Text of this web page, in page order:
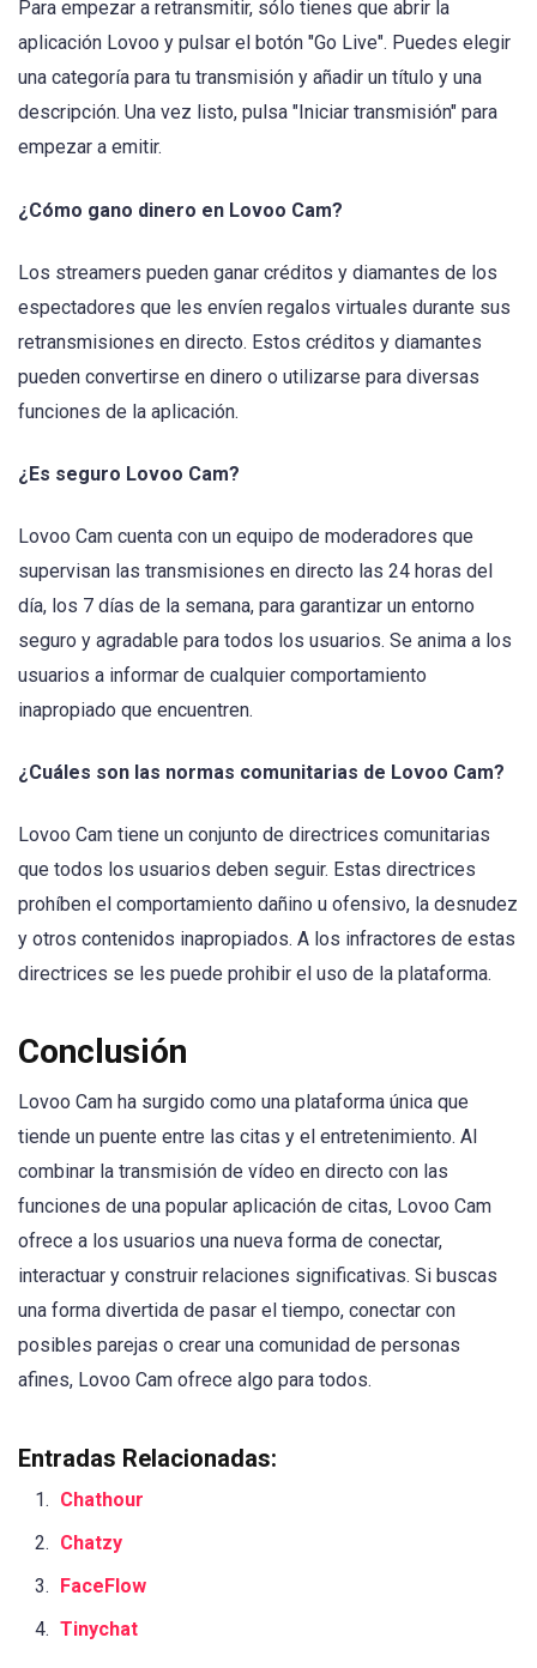
Para empezar a retransmitir, sólo tienes que abrir la
aplicación Lovoo y pulsar el botón "Go Live". Puedes elegir
una categoría para tu transmisión y añadir un título y una
descripción. Una vez listo, pulsa "Iniciar transmisión" para
empezar a emitir.
¿Cómo gano dinero en Lovoo Cam?
Los streamers pueden ganar créditos y diamantes de los
espectadores que les envíen regalos virtuales durante sus
retransmisiones en directo. Estos créditos y diamantes
pueden convertirse en dinero o utilizarse para diversas
funciones de la aplicación.
¿Es seguro Lovoo Cam?
Lovoo Cam cuenta con un equipo de moderadores que
supervisan las transmisiones en directo las 24 horas del
día, los 7 días de la semana, para garantizar un entorno
seguro y agradable para todos los usuarios. Se anima a los
usuarios a informar de cualquier comportamiento
inapropiado que encuentren.
¿Cuáles son las normas comunitarias de Lovoo Cam?
Lovoo Cam tiene un conjunto de directrices comunitarias
que todos los usuarios deben seguir. Estas directrices
prohíben el comportamiento dañino u ofensivo, la desnudez
y otros contenidos inapropiados. A los infractores de estas
directrices se les puede prohibir el uso de la plataforma.
Conclusión
Lovoo Cam ha surgido como una plataforma única que
tiende un puente entre las citas y el entretenimiento. Al
combinar la transmisión de vídeo en directo con las
funciones de una popular aplicación de citas, Lovoo Cam
ofrece a los usuarios una nueva forma de conectar,
interactuar y construir relaciones significativas. Si buscas
una forma divertida de pasar el tiempo, conectar con
posibles parejas o crear una comunidad de personas
afines, Lovoo Cam ofrece algo para todos.
Entradas Relacionadas:
Chathour
Chatzy
FaceFlow
Tinychat